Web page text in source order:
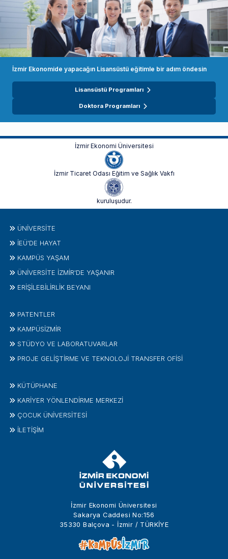
İzmir Ekonomide yapacağın Lisansüstü eğitimle bir adım öndesin
Lisansüstü Programları
Doktora Programları
İzmir Ekonomi Üniversitesi
İzmir Ticaret Odası Eğitim ve Sağlık Vakfı
kuruluşudur.
İzmir Ekonomi Üniversitesi
Sakarya Caddesi No:156
35330 Balçova - İzmir / TÜRKİYE
ÜNIVERSITE
İEÜ'DE HAYAT
KAMPÜS YAŞAM
ÜNİVERSİTE İZMİR'DE YAŞANIR
ERİŞİLEBİLİRLİK BEYANI
PATENTLER
KAMPÜSİZMIR
STÜDYO VE LABORATUVARLAR
PROJE GELIŞTIRME VE TEKNOLOJI TRANSFER OFISI
KÜTÜPHANE
KARİYER YÖNLENDİRME MERKEZİ
ÇOCUK ÜNIVERSITESI
İLETIŞIM